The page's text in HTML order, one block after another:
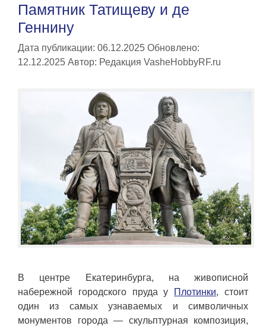
Памятник Татищеву и де
Геннину
Дата публикации: 06.12.2025 Обновлено:
12.12.2025 Автор: Редакция VasheHobbyRF.ru
В центре Екатеринбурга, на живописной
набережной городского пруда у
Плотинки, стоит
один из самых узнаваемых и символичных
монументов города — скульптурная композиция,